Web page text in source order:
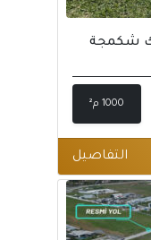
شكمجة
1000 م²
التفاصيل